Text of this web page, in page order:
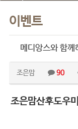
이벤트
메디앙스와 함
조은맘 90
조은맘산후도우